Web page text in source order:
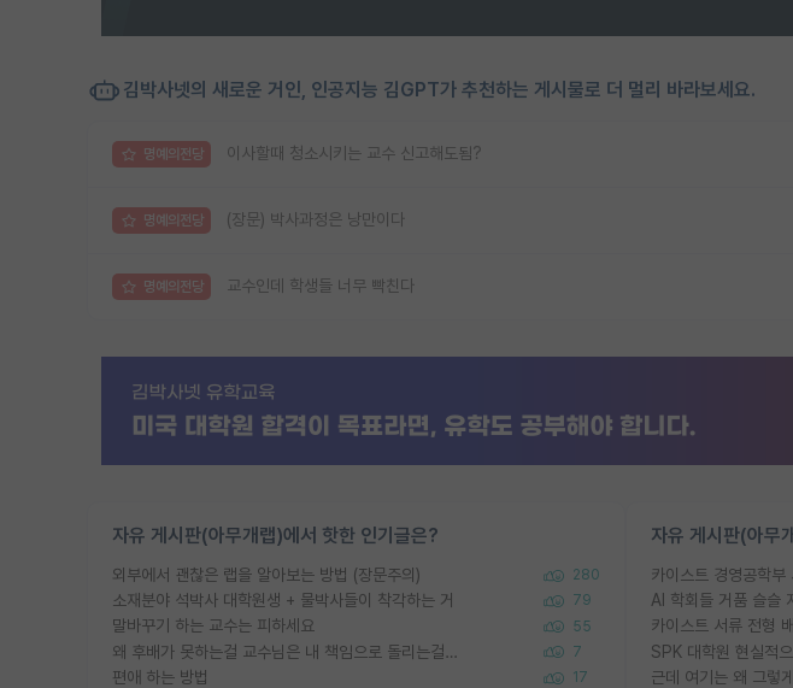
김박사넷의 새로운 거인, 인공지능 김GPT가 추천하는 게시물로 더 멀리 바라보세요.
명예의전당 이사할때 청소시키는 교수 신고해도됨?
명예의전당 (장문) 박사과정은 낭만이다
명예의전당 교수인데 학생들 너무 빡친다
자유 게시판(아무개랩)에서 핫한 인기글은?
외부에서 괜찮은 랩을 알아보는 방법 (장문주의) 280
소재분야 석박사 대학원생 + 물박사들이 착각하는 거 79
말바꾸기 하는 교수는 피하세요 55
왜 후배가 못하는걸 교수님은 내 책임으로 돌리는걸까요? 7
편애 하는 방법 17
자유 게시판(아무
카이스트 경영공학부
AI 학회들 거품 슬슬
카이스트 서류 전형
SPK 대학원 현실적
근데 여기는 왜 그렇